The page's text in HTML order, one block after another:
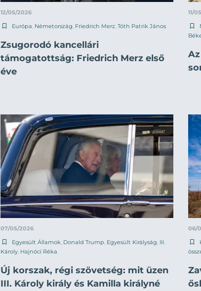
12/05/2026
Európa Németország Friedrich Merz Tóth Patrik János
Zsugorodó kancellári
támogatottság: Friedrich Merz első
éve
11/
07/05/2026
Egyesült Államok, Donald Trump, Egyesült Királyság, III.
Károly, Hajnóci Réka
Új korszak, régi szövetség: mit üzen
III. Károly király és Kamilla királyné
06/